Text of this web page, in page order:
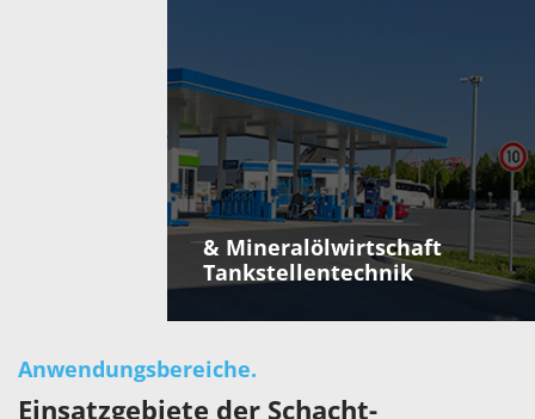
Mineralölwirtschaft &
Tankstellentechnik
Anwendungsbereiche.
Einsatzgebiete der Schacht-